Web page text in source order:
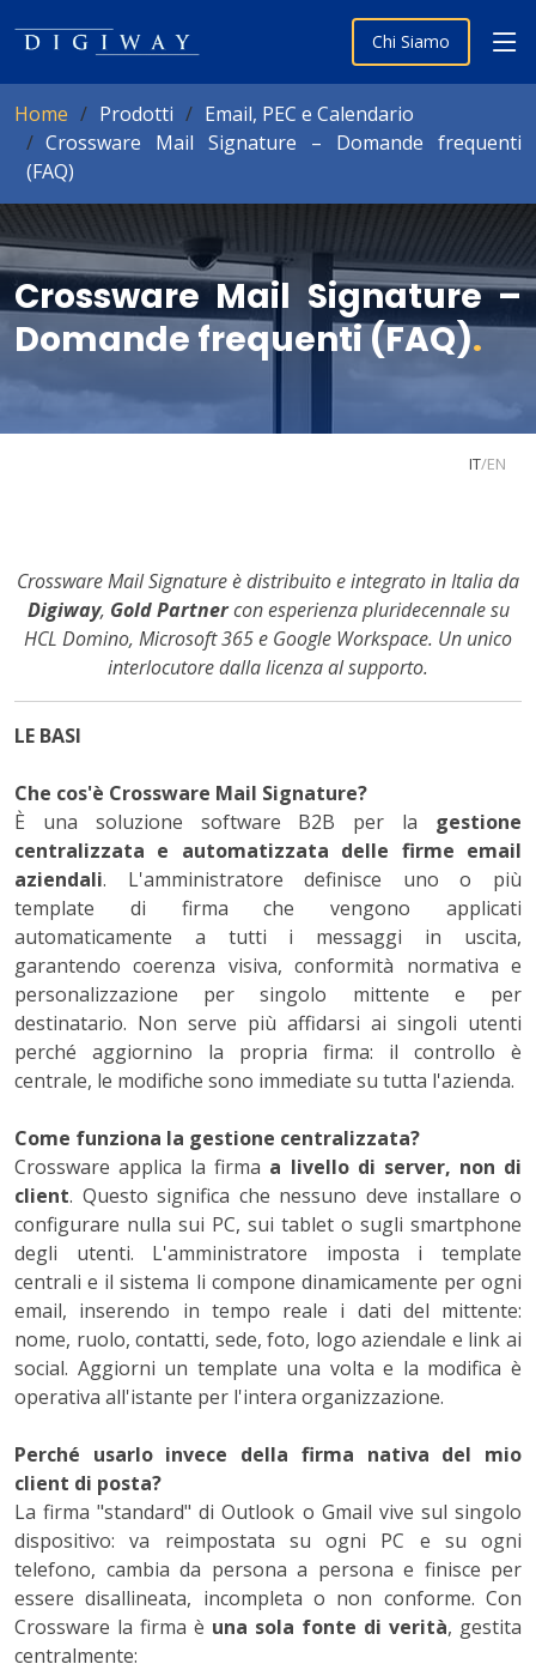
Chi Siamo
Home Prodotti
Email, PEC e Calendario
Crossware Mail Signature – Domande frequenti
(FAQ)
Crossware Mail Signature –
Domande frequenti (FAQ).
IT/EN
Crossware Mail Signature è distribuito e integrato in Italia da
Digiway, Gold Partnercon esperienza pluridecennale su
HCL Domino, Microsoft 365 e Google Workspace. Un unico
interlocutore dalla licenza al supporto.
LE BASI
Che cos'è Crossware Mail Signature?
È una soluzione software B2B per la gestione
centralizzata e automatizzata delle firme email
aziendali. L'amministratore definisce uno o più
template di firma che vengono applicati
automaticamente a tutti i messaggi in uscita,
garantendo coerenza visiva, conformità normativa e
personalizzazione per singolo mittente e per
destinatario. Non serve più affidarsi ai singoli utenti
perché aggiornino la propria firma: il controllo è
centrale, le modifiche sono immediate su tutta l'azienda.
Come funziona la gestione centralizzata?
Crossware applica la firma a livello di server, non di
client. Questo significa che nessuno deve installare o
configurare nulla sui PC, sui tablet o sugli smartphone
degli utenti. L'amministratore imposta i template
centrali e il sistema li compone dinamicamente per ogni
email, inserendo in tempo reale i dati del mittente:
nome, ruolo, contatti, sede, foto, logo aziendale e link ai
social. Aggiorni un template una volta e la modifica è
operativa all'istante per l'intera organizzazione.
Perché usarlo invece della firma nativa del mio
client di posta?
La firma "standard" di Outlook o Gmail vive sul singolo
dispositivo: va reimpostata su ogni PC e su ogni
telefono, cambia da persona a persona e finisce per
essere disallineata, incompleta o non conforme. Con
Crossware la firma è una sola fonte di verità, gestita
centralmente: